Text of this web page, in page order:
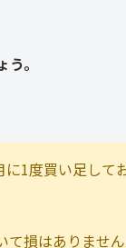
。
に1度買い足して
損はありません